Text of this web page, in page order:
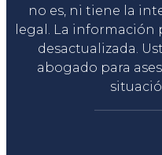
no es, ni tiene la
legal. La
desactualizada.
abogado para